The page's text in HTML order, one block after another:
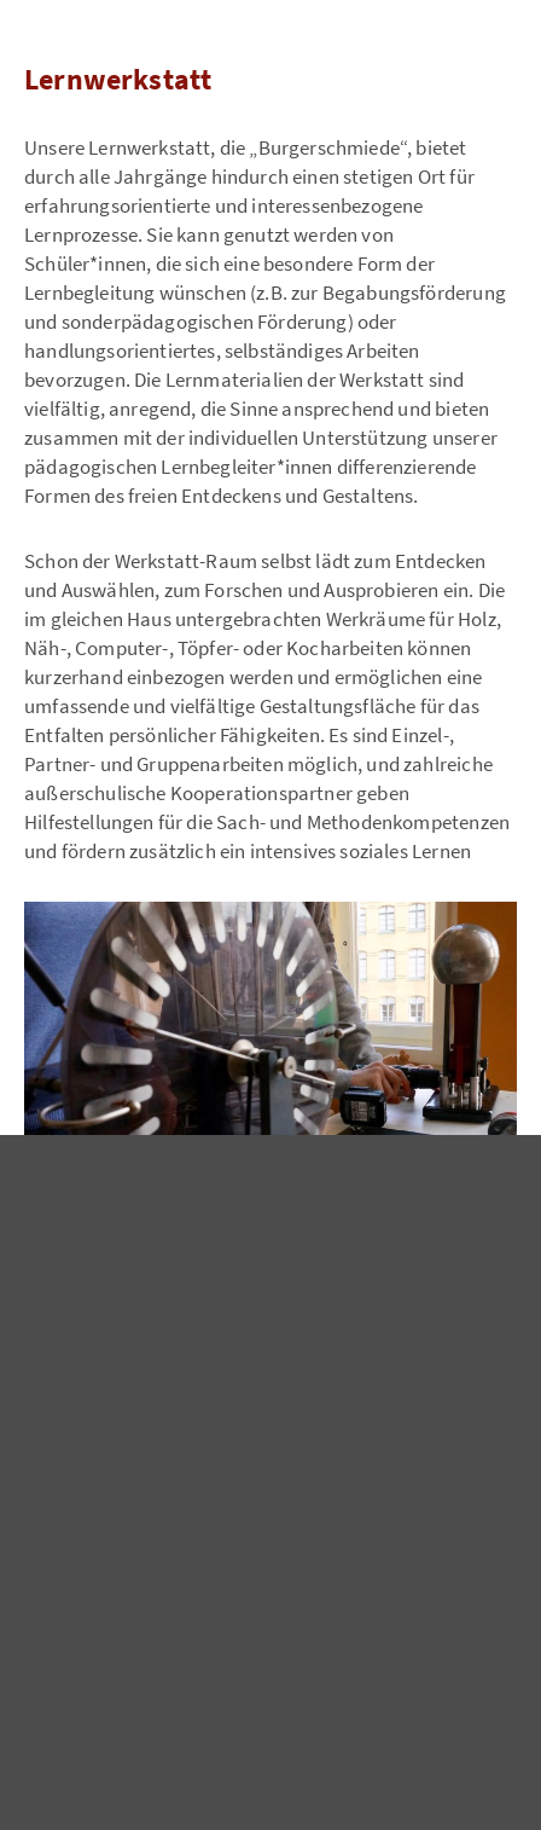
Lernwerkstatt
Unsere Lernwerkstatt, die „Burgerschmiede“, bietet
durch alle Jahrgänge hindurch einen stetigen Ort für
erfahrungsorientierte und interessenbezogene
Lernprozesse. Sie kann genutzt werden von
Schüler*innen, die sich eine besondere Form der
Lernbegleitung wünschen (z.B. zur Begabungsförderung
und sonderpädagogischen Förderung) oder
handlungsorientiertes, selbständiges Arbeiten
bevorzugen. Die Lernmaterialien der Werkstatt sind
vielfältig, anregend, die Sinne ansprechend und bieten
zusammen mit der individuellen Unterstützung unserer
pädagogischen Lernbegleiter*innen differenzierende
Formen des freien Entdeckens und Gestaltens.
Schon der Werkstatt-Raum selbst lädt zum Entdecken
und Auswählen, zum Forschen und Ausprobieren ein. Die
im gleichen Haus untergebrachten Werkräume für Holz,
Näh-, Computer-, Töpfer- oder Kocharbeiten können
kurzerhand einbezogen werden und ermöglichen eine
umfassende und vielfältige Gestaltungsfläche für das
Entfalten persönlicher Fähigkeiten. Es sind Einzel-,
Partner- und Gruppenarbeiten möglich, und zahlreiche
außerschulische Kooperationspartner geben
Hilfestellungen für die Sach- und Methodenkompetenzen
und fördern zusätzlich ein intensives soziales Lernen